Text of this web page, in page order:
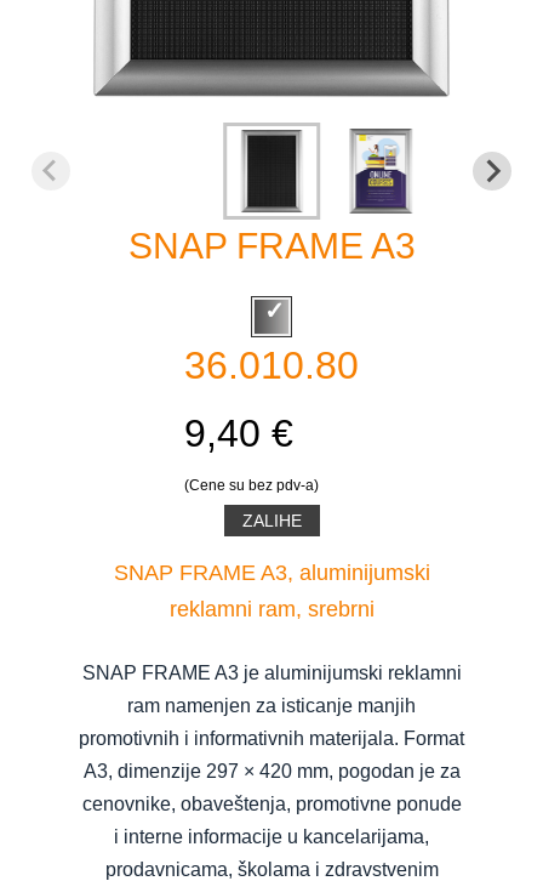
SNAP FRAME A3
36.010.80
9,40 €
(Cene su bez pdv-a)
ZALIHE
SNAP FRAME A3, aluminijumski
reklamni ram, srebrni
SNAP FRAME A3 je aluminijumski reklamni
ram namenjen za isticanje manjih
promotivnih i informativnih materijala. Format
A3, dimenzije 297 × 420 mm, pogodan je za
cenovnike, obaveštenja, promotivne ponude
i interne informacije u kancelarijama,
prodavnicama, školama i zdravstvenim